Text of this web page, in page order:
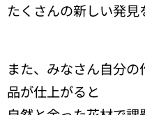
たくさんの新しい発見
また、みなさん自分の
品が仕上がると